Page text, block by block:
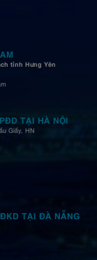
tỉnh Hưng Yên
TẠI HÀ NỘI
Giấy, HN
TẠI ĐÀ NẴNG